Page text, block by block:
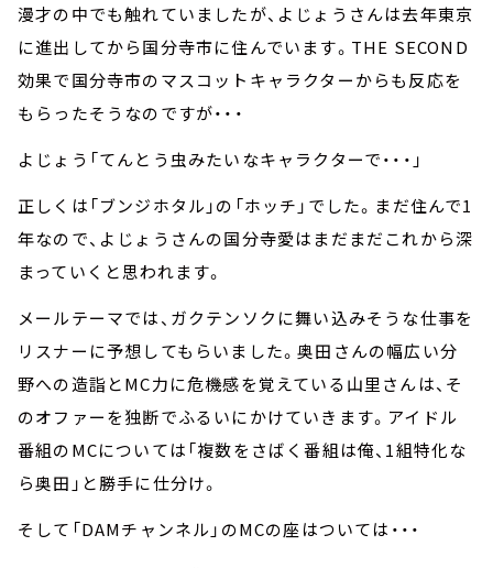
漫才の中でも触れていましたが、よじょうさんは去年東京
に進出してから国分寺市に住んでいます。THE SECOND
効果で国分寺市のマスコットキャラクターからも反応を
もらったそうなのですが・・・
よじょう「てんとう虫みたいなキャラクターで・・・」
正しくは「ブンジホタル」の「ホッチ」でした。まだ住んで1
年なので、よじょうさんの国分寺愛はまだまだこれから深
まっていくと思われます。
メールテーマでは、ガクテンソクに舞い込みそうな仕事を
リスナーに予想してもらいました。奥田さんの幅広い分
野への造詣とMC力に危機感を覚えている山里さんは、そ
のオファーを独断でふるいにかけていきます。アイドル
番組のMCについては「複数をさばく番組は俺、1組特化な
ら奥田」と勝手に仕分け。
そして「DAMチャンネル」のMCの座はついては・・・